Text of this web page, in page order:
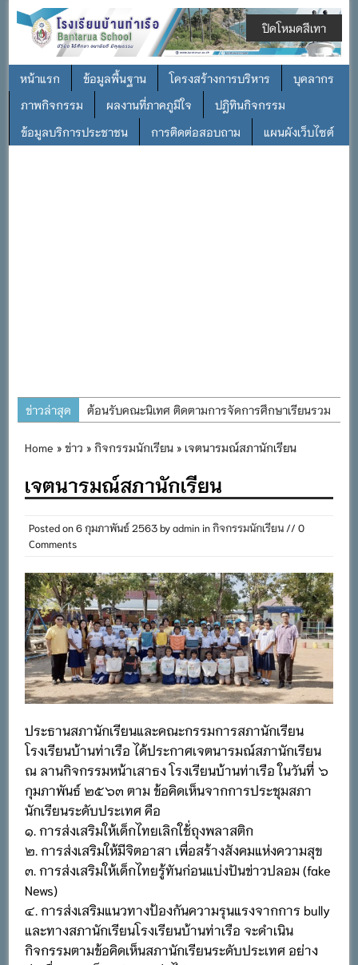
หน้าแรก ข้อมูลพื้นฐาน โครงสร้างการบริหาร
บุคลากร
ภาพกิจกรรม
ผลงานที่ภาคภูมิใจ
ปฎิทินกิจกรรม
ข้อมูลบริการประชาชน
การติดต่อสอบถาม แผนผังเว็บไซต์
ข่าวล่าสุด
ต้อนรับคณะนิเทศ ติดตามการจัดการศึกษาเรียนรวม
การอบรมการจัดทำแผนพัฒนาการจัดการศึกษาและ
แผนปฏิบัติการประจำปีของโรงเรียนในสังกัด
สำนักงานเขตพื้นที่การศึกษาประถมศึกษาภูเก็ต
พิธีถวายเครื่องราชสักการะ วางพานพุ่ม และจุด
พระชนมพรรษา พระบาทสมเด็จพระเจ้าอยู่หัว ๒๘
กรกฎาคม ๒๕๖๙
กิจกรรมถวายเทียนพรรษา สืบสานพระพุทธศาสนา
เนื่องในวันอาสาฬหบูชาและวันเข้าพรรษา
กิจกรรม SAFETY FOR KIDS เสริมสร้างวินัยและ
ความปลอดภัยในการใช้รถใช้ถนน
Home »ข่าว »กิจกรรมนักเรียน » เจตนารมณ์สภานักเรียน
เจตนารมณ์สภานักเรียน
Posted on6 กุมภาพันธ์ 2563byadmininกิจกรรมนักเรียน // 0
Comments
ประธานสภานักเรียนและคณะกรรมการสภานักเรียน
โรงเรียนบ้านท่าเรือ ได้ประกาศเจตนารมณ์สภานักเรียน
ณ ลานกิจกรรมหน้าเสาธง โรงเรียนบ้านท่าเรือ ในวันที่ ๖
กุมภาพันธ์ ๒๕๖๓ ตาม ข้อคิดเห็นจากการประชุมสภา
นักเรียนระดับประเทศ คือ
๑. การส่งเสริมให้เด็กไทยเลิกใช้่ถุงพลาสติก
๒. การส่งเสริมให้มีจิตอาสา เพื่อสร้างสังคมแห่งความสุข
๓. การส่งเสริมให้เด็กไทยรู้ทันก่อนแบ่งปันข่าวปลอม (fake
News)
๔. การส่งเสริมแนวทางป้องกันความรุนแรงจากการ bully
และทางสภานักเรียนโรงเรียนบ้านท่าเรือ จะดำเนิน
กิจกรรมตามข้อคิดเห็นสภานักเรียนระดับประเทศ อย่าง
ปิดโหมดสีเทา